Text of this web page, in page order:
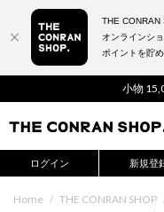
小物
ログイン 新規登
Home / THE CONRAN SHOP
THE CONRAN
オンラインシ
ポイントを貯